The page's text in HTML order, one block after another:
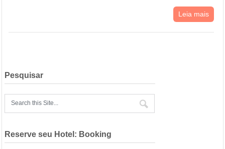
Leia mais
Pesquisar
Reserve seu Hotel: Booking